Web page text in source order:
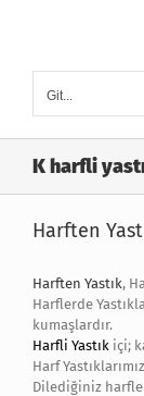
Git...
K harfli
Harften
Harften Yastık,
Harflerde
kumaşlardır.
Harfli Yastık içi;
Harf
Dilediğiniz